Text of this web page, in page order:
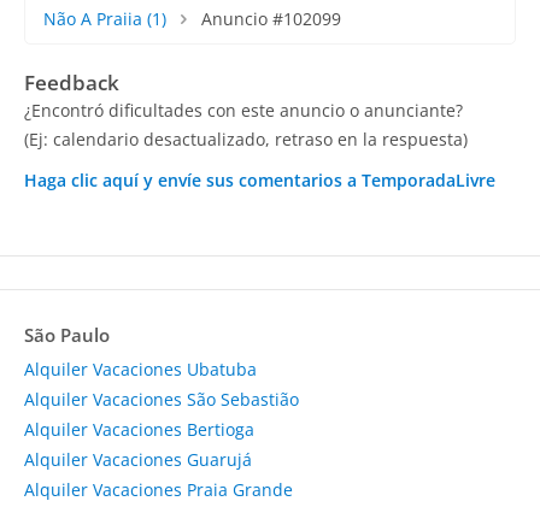
Não A Praiia (1) Anuncio #102099
Feedback
¿Encontró dificultades con este anuncio o anunciante?
(Ej: calendario desactualizado, retraso en la respuesta)
Haga clic aquí y envíe sus comentarios a TemporadaLivre
São Paulo
Alquiler Vacaciones Ubatuba
Alquiler Vacaciones São Sebastião
Alquiler Vacaciones Bertioga
Alquiler Vacaciones Guarujá
Alquiler Vacaciones Praia Grande